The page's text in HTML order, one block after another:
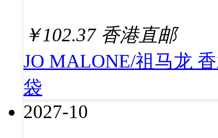
￥102.37 香港直邮
JO MALONE/祖马龙
袋
2027-10